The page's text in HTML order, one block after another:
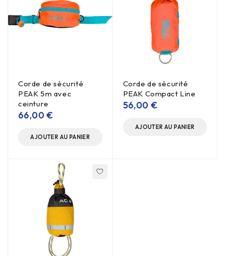
Corde de sécurité
PEAK 5m avec
ceinture
66,00€
AJOUTER AU PANIER
Corde de sécurité
PEAK Compact Line
56,00 €
AJOUTER AU PANIER